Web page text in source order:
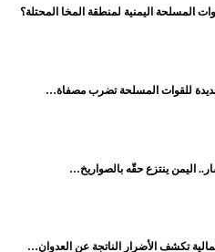
المسلحة اليمنية لمنطقة المخا المحتلة؟
للقوات المسلحة تضرب مصفاة…
تكشف الأضرار الناتجة عن العدوان…